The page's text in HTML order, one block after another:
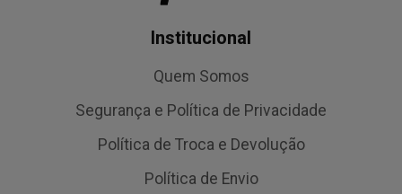
Institucional
Quem Somos
Segurança e Política de Privacidade
Política de Troca e Devolução
Política de Envio